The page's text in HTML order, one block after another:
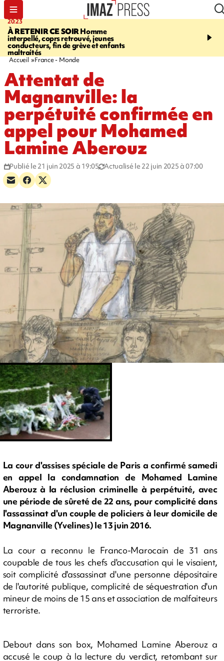
20:23
À RETENIR CE SOIRHomme
interpellé, coprs retrouvé, jeunes
conducteurs, fin de grève et enfants
maltraités
06:04
à La Réunion - des
Accueil France - Monde
Attentat de
Magnanville: la
perpétuité confirmée en
appel pour Mohamed
Lamine Aberouz
Publié le 21 juin 2025 à 19:05 Actualisé le 22 juin 2025 à 07:00
La cour d'assises spéciale de Paris a confirmé samedi
en appel la condamnation de Mohamed Lamine
Aberouz à la réclusion criminelle à perpétuité, avec
une période de sûreté de 22 ans, pour complicité dans
l'assassinat d'un couple de policiers à leur domicile de
Magnanville (Yvelines) le 13 juin 2016.
La cour a reconnu le Franco-Marocain de 31 ans
coupable de tous les chefs d'accusation qui le visaient,
soit complicité d'assassinat d'une personne dépositaire
de l'autorité publique, complicité de séquestration d'un
mineur de moins de 15 ans et association de malfaiteurs
terroriste.
Debout dans son box, Mohamed Lamine Aberouz a
accusé le coup à la lecture du verdict, retombant sur